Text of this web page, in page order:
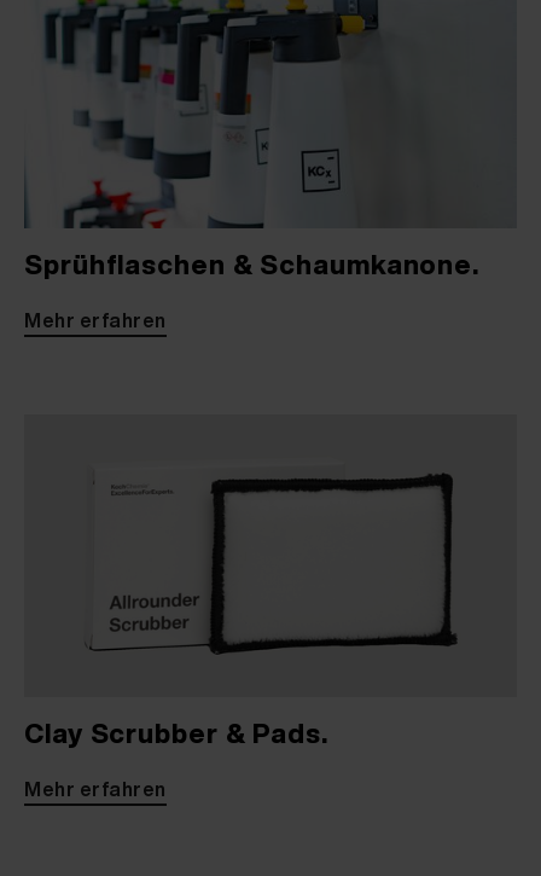
Sprühflaschen & Schaumkanone.
Mehr erfahren
Clay Scrubber & Pads.
Mehr erfahren